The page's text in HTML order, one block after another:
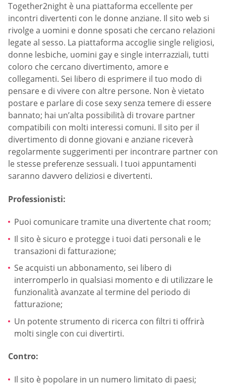
Together2night è una piattaforma eccellente per
incontri divertenti con le donne anziane. Il sito web si
rivolge a uomini e donne sposati che cercano relazioni
legate al sesso. La piattaforma accoglie single religiosi,
donne lesbiche, uomini gay e single interrazziali, tutti
coloro che cercano divertimento, amore e
collegamenti. Sei libero di esprimere il tuo modo di
pensare e di vivere con altre persone. Non è vietato
postare e parlare di cose sexy senza temere di essere
bannato; hai un’alta possibilità di trovare partner
compatibili con molti interessi comuni. Il sito per il
divertimento di donne giovani e anziane riceverà
regolarmente suggerimenti per incontrare partner con
le stesse preferenze sessuali. I tuoi appuntamenti
saranno davvero deliziosi e divertenti.
Professionisti:
Puoi comunicare tramite una divertente chat room;
Il sito è sicuro e protegge i tuoi dati personali e le
transazioni di fatturazione;
Se acquisti un abbonamento, sei libero di
interromperlo in qualsiasi momento e di utilizzare le
funzionalità avanzate al termine del periodo di
fatturazione;
Un potente strumento di ricerca con filtri ti offrirà
molti single con cui divertirti.
Contro:
Il sito è popolare in un numero limitato di paesi;